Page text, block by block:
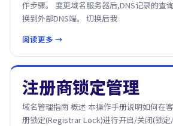
作步骤。 变更域名服务器后,DNS记录的查
换到外部DNS端。 切换后我
阅读更多 →
注册商锁定管理
域名管理指南 概述 本操作手册说明如何在
册锁定(Registrar Lock)进行开启/关闭(锁